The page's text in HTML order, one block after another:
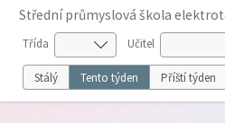
Střední průmyslová škola
Třída Učitel
Stálý Tento týden Příští týden